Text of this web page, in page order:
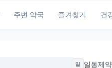
주변 약국 즐겨찾기 건
일 일동제